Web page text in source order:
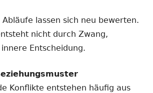
lassen sich neu bewerten.
nicht durch Zwang,
Entscheidung.
Konflikte entstehen häufig aus